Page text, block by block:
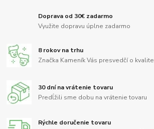
Doprava od 30€ zadarmo
Využite dopravu úplne zadarmo
8 rokov na trhu
Značka Kameník Vás presvedčí o kvalite
30 dní na vrátenie tovaru
Predĺžili sme dobu na vrátenie tovaru
Rýchle doručenie tovaru